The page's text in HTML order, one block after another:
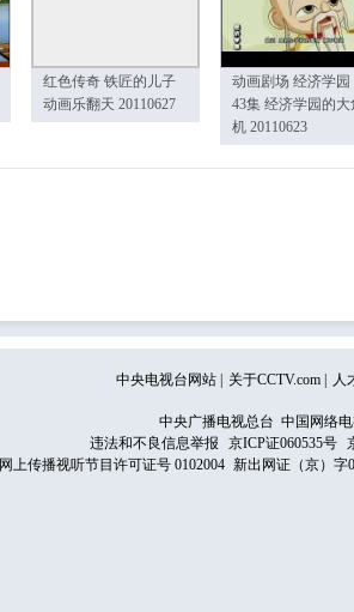
红色传奇 铁匠的儿子
动画乐翻天 20110627
动画剧场 经济学园
43集 经济学园的大
机 20110623
中央电视台网站 关于CCTV.com 人
中央广播电视总台 中国网络
违法和不良信息举报
京ICP证060535号
网上传播视听节目许可证号 0102004 新出网证（京）